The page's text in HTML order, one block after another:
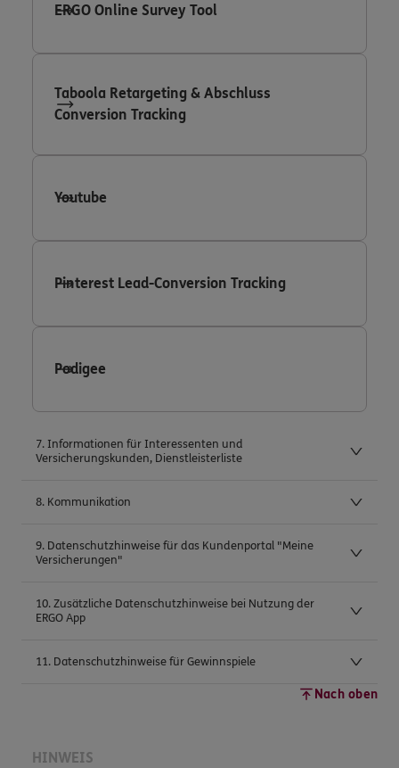
ERGO Online Survey Tool
Taboola Retargeting & Abschluss
Conversion Tracking
Youtube
Pinterest Lead-Conversion Tracking
Podigee
7. Informationen für Interessenten und
Versicherungskunden, Dienstleisterliste
8. Kommunikation
9. Datenschutzhinweise für das Kundenportal "Meine
Versicherungen"
10. Zusätzliche Datenschutzhinweise bei Nutzung der
ERGO App
11. Datenschutzhinweise für Gewinnspiele
Nach oben
HINWEIS